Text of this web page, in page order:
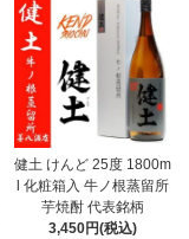
健土 けんど 25度 1800m
l 化粧箱入 牛ノ根蒸留所
芋焼酎 代表銘柄
3,450円(税込)